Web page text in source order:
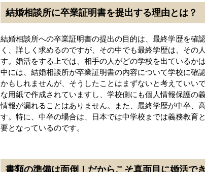
結婚相談所に卒業証明書を提出する理由とは？
結婚相談所への卒業証明書の提出の目的は、最終学歴を確
く、詳しく求めるのですが、その中でも最終学歴は、その
す。婚活をする上では、相手の人がどの学校を出ているか
中には、結婚相談所が卒業証明書の内容について学校に確
かもしれませんが、そうしたことはまずないと考えていい
な用紙で作成されていますし、学校側にも個人情報保護の
情報が漏れることはありません。また、最終学歴が中卒、
す。特に、中卒の場合は、日本では中学校までは義務教育
要となっているのです。
書類の準備は面倒！だからこそ真面目に婚活で